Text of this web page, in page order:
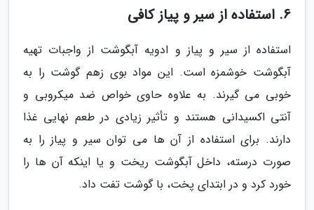
6. استفاده از سیر و پیاز کافی
استفاده از سیر و پیاز و ادویه آبگوشت از واجبات تهیه
آبگوشت خوشمزه است. این مواد بوی زهم گوشت را به
خوبی می گیرند. به علاوه حاوی خواص ضد میکروبی و
آنتی اکسیدانی هستند و تأثیر زیادی در طعم نهایی غذا
دارند. برای استفاده از آن ها می توان سیر و پیاز را به
صورت درسته، داخل آبگوشت ریخت و یا اینکه آن ها را
خورد کرد و در ابتدای پخت، با گوشت تفت داد.